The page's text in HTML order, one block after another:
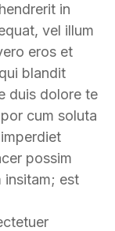
in
vel illum
eros et
blandit
duis dolore te
cum soluta
possim
insitam; est